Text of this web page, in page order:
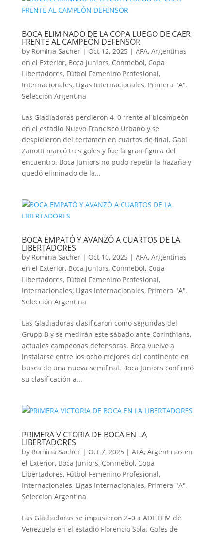
BOCA ELIMINADO DE LA COPA LUEGO DE CAER
FRENTE AL CAMPEÓN DEFENSOR
by Romina Sacher| Oct 12, 2025 | AFA, Argentinas
en el Exterior, Boca Juniors, Conmebol, Copa
Libertadores, Fútbol Femenino Profesional,
Internacionales, Ligas Internacionales, Primera "A",
Selección Argentina
Las Gladiadoras perdieron 4–0 frente al bicampeón
en el estadio Nuevo Francisco Urbano y se
despidieron del certamen en cuartos de final. Gabi
Zanotti marcó tres goles y fue la gran figura del
encuentro. Boca Juniors no pudo repetir la hazaña y
quedó eliminado de la...
BOCA EMPATÓ Y AVANZÓ A CUARTOS DE LA
LIBERTADORES
by Romina Sacher| Oct 10, 2025 | AFA, Argentinas
en el Exterior, Boca Juniors, Conmebol, Copa
Libertadores, Fútbol Femenino Profesional,
Internacionales, Ligas Internacionales, Primera "A",
Selección Argentina
Las Gladiadoras clasificaron como segundas del
Grupo B y se medirán este sábado ante Corinthians,
actuales campeonas defensoras. Boca vuelve a
instalarse entre los ocho mejores del continente en
busca de una nueva semifinal. Boca Juniors confirmó
su clasificación a...
PRIMERA VICTORIA DE BOCA EN LA
LIBERTADORES
by Romina Sacher| Oct 7, 2025 | AFA, Argentinas en
el Exterior, Boca Juniors, Conmebol, Copa
Libertadores, Fútbol Femenino Profesional,
Internacionales, Ligas Internacionales, Primera "A",
Selección Argentina
Las Gladiadoras se impusieron 2–0 a ADIFFEM de
Venezuela en el estadio Florencio Sola. Goles de